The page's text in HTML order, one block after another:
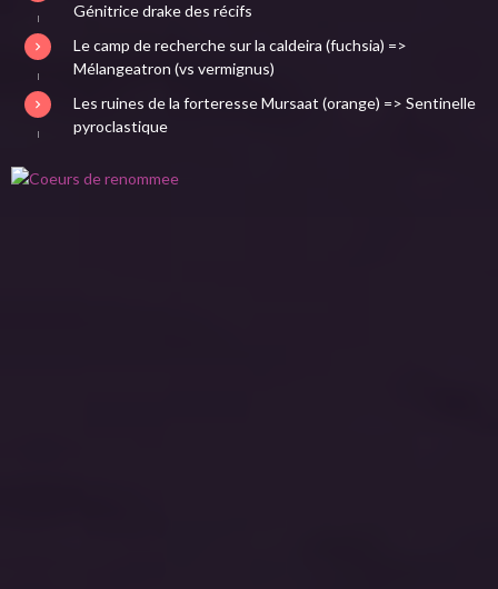
Génitrice drake des récifs
Le camp de recherche sur la caldeira (fuchsia) =>
Mélangeatron (vs vermignus)
Les ruines de la forteresse Mursaat (orange) => Sentinelle
pyroclastique